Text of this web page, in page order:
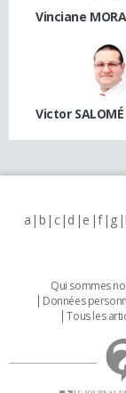
Vinciane
Victor SALOMÉ
a b c d e f g
Qui sommes
Données
Tous les